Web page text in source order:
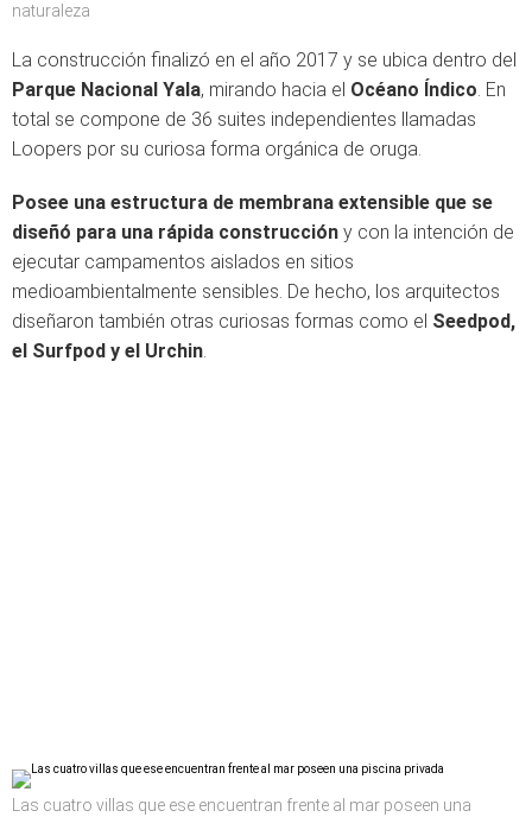
naturaleza
La construcción finalizó en el año 2017 y se ubica dentro del
Parque Nacional Yala, mirando hacia el Océano Índico. En
total se compone de 36 suites independientes llamadas
Loopers por su curiosa forma orgánica de oruga.
Posee una estructura de membrana extensible que se
diseñó para una rápida construcción y con la intención de
ejecutar campamentos aislados en sitios
medioambientalmente sensibles. De hecho, los arquitectos
diseñaron también otras curiosas formas como el Seedpod,
el Surfpod y el Urchin.
Las cuatro villas que ese encuentran frente al mar poseen una